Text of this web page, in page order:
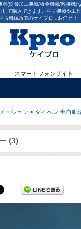
器(鉄骨加工機械/板金機械/溶接機)
して購入できます。中古機械や工
古機械販売のケイプロにお任せ！
スマートフォンサイト
ーション > ダイヘン 半自動
(3)